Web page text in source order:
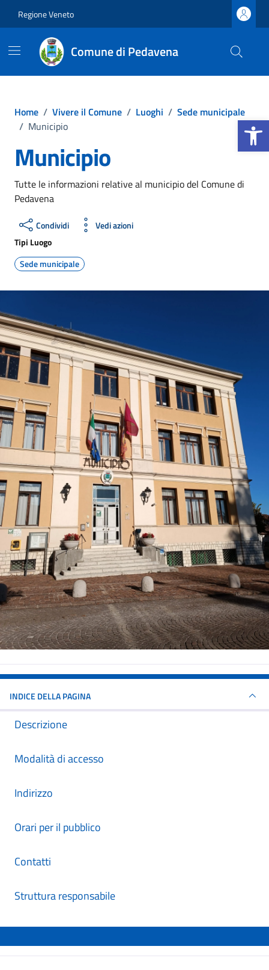
Regione Veneto
Comune di Pedavena
Home / Vivere il Comune / Luoghi / Sede municipale
/ Municipio
Municipio
Tutte le informazioni relative al municipio del Comune di
Pedavena
Condividi
Vedi azioni
Tipi Luogo
Sede municipale
INDICE DELLA PAGINA
Descrizione
Modalità di accesso
Indirizzo
Orari per il pubblico
Contatti
Struttura responsabile
Apri la